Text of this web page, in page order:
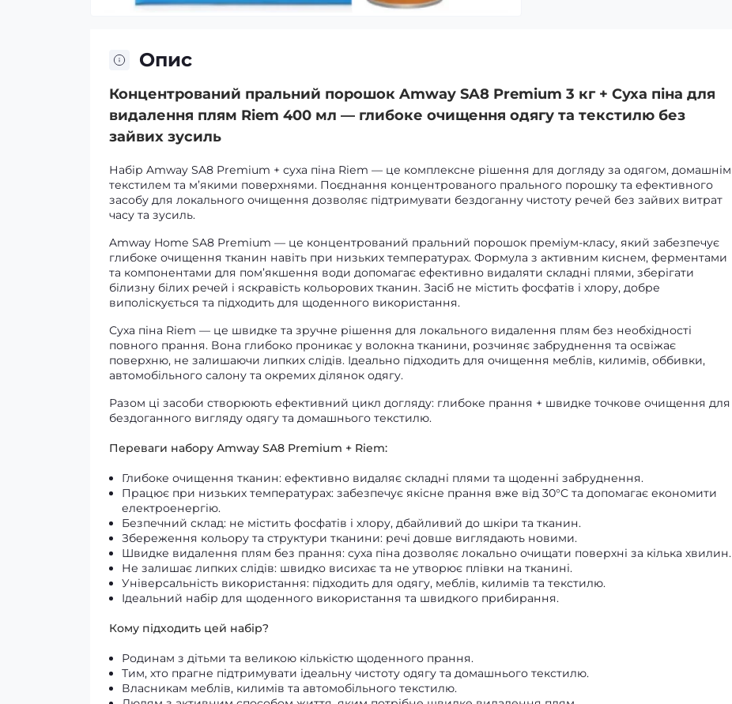
Опис
Концентрований пральний порошок Amway SA8 Premium 3 кг + Суха піна для
видалення плям Riem 400 мл — глибоке очищення одягу та текстилю без
зайвих зусиль
Набір Amway SA8 Premium + суха піна Riem — це комплексне рішення для догляду за одягом, домашнім
текстилем та м’якими поверхнями. Поєднання концентрованого прального порошку та ефективного
засобу для локального очищення дозволяє підтримувати бездоганну чистоту речей без зайвих витрат
часу та зусиль.
Amway Home SA8 Premium — це концентрований пральний порошок преміум-класу, який забезпечує
глибоке очищення тканин навіть при низьких температурах. Формула з активним киснем, ферментами
та компонентами для пом’якшення води допомагає ефективно видаляти складні плями, зберігати
білизну білих речей і яскравість кольорових тканин. Засіб не містить фосфатів і хлору, добре
виполіскується та підходить для щоденного використання.
Суха піна Riem — це швидке та зручне рішення для локального видалення плям без необхідності
повного прання. Вона глибоко проникає у волокна тканини, розчиняє забруднення та освіжає
поверхню, не залишаючи липких слідів. Ідеально підходить для очищення меблів, килимів, оббивки,
автомобільного салону та окремих ділянок одягу.
Разом ці засоби створюють ефективний цикл догляду: глибоке прання + швидке точкове очищення для
бездоганного вигляду одягу та домашнього текстилю.
Переваги набору Amway SA8 Premium + Riem:
Глибоке очищення тканин: ефективно видаляє складні плями та щоденні забруднення.
Працює при низьких температурах: забезпечує якісне прання вже від 30°C та допомагає економити
електроенергію.
Безпечний склад: не містить фосфатів і хлору, дбайливий до шкіри та тканин.
Збереження кольору та структури тканини: речі довше виглядають новими.
Швидке видалення плям без прання: суха піна дозволяє локально очищати поверхні за кілька хвилин.
Не залишає липких слідів: швидко висихає та не утворює плівки на тканині.
Універсальність використання: підходить для одягу, меблів, килимів та текстилю.
Ідеальний набір для щоденного використання та швидкого прибирання.
Кому підходить цей набір?
Родинам з дітьми та великою кількістю щоденного прання.
Тим, хто прагне підтримувати ідеальну чистоту одягу та домашнього текстилю.
Власникам меблів, килимів та автомобільного текстилю.